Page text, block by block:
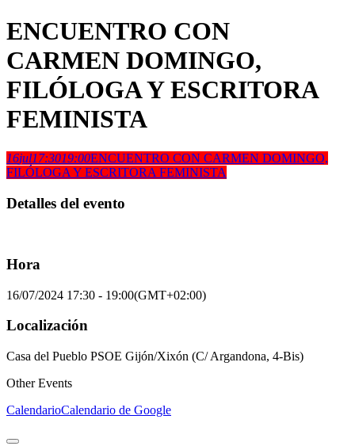
ENCUENTRO CON
CARMEN DOMINGO,
FILÓLOGA Y ESCRITORA
FEMINISTA
16jul17:3019:00ENCUENTRO CON CARMEN DOMINGO,
FILÓLOGA Y ESCRITORA FEMINISTA
Detalles del evento
Hora
16/07/2024 17:30 - 19:00(GMT+02:00)
Localización
Casa del Pueblo PSOE Gijón/Xixón (C/ Argandona, 4-Bis)
Other Events
CalendarioCalendario de Google